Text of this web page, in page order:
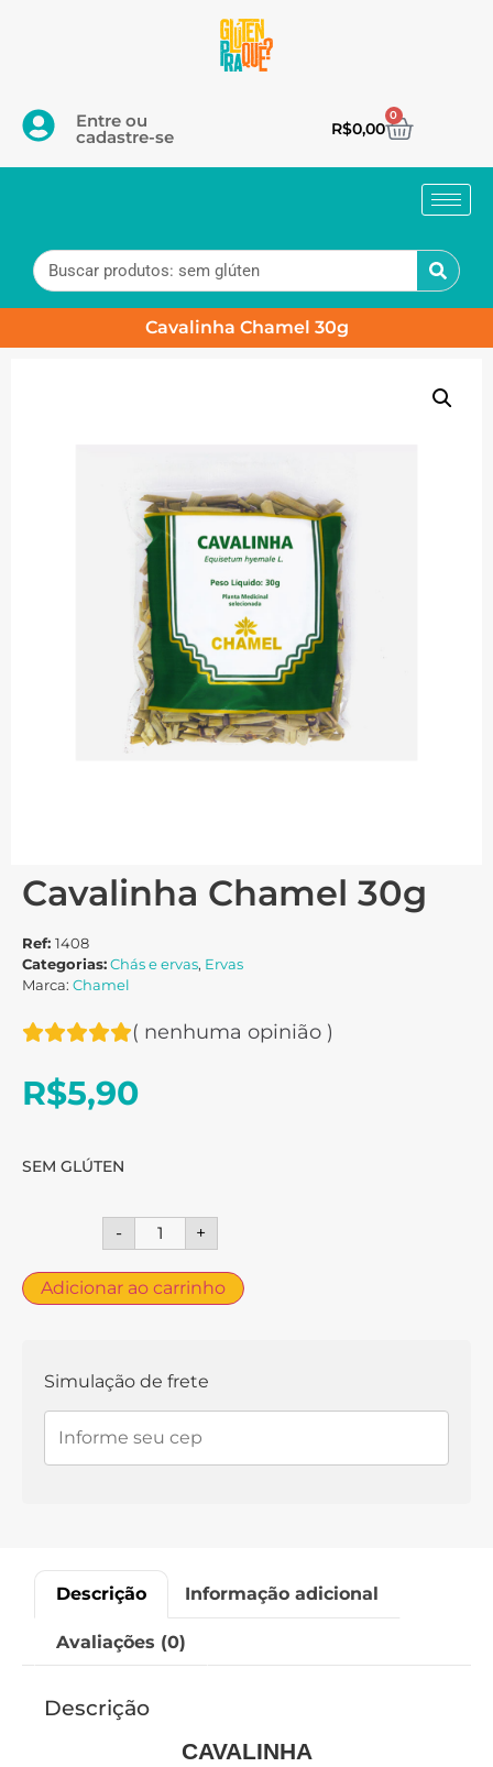
Entre ou
cadastre-se R$0,00
0
Cavalinha Chamel 30g
Cavalinha Chamel 30g
Ref: 1408
Categorias:Chás e ervas, Ervas
Marca: Chamel
( nenhuma opinião )
R$5,90
SEM GLÚTEN
- +
Adicionar ao carrinho
Simulação de frete
Descrição Informação adicional
Avaliações (0)
Descrição
CAVALINHA